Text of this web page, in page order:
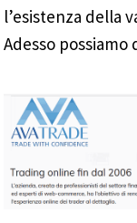
l’esistenza della
Adesso